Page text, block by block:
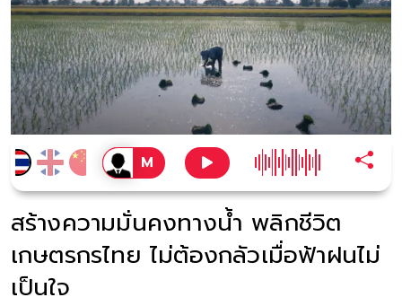
สร้างความมั่นคงทางน้ำ พลิกชีวิต
เกษตรกรไทย ไม่ต้องกลัวเมื่อฟ้าฝนไม่
เป็นใจ